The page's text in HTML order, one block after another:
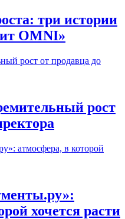
три истории
OMNI»
рост
хочется расти